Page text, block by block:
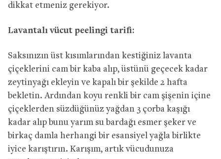
dikkat etmeniz gerekiyor.
Lavantalı vücut peelingi tarifi:
Saksınızın üst kısımlarından kestiğiniz lavanta
çiçeklerini cam bir kaba alıp, üstünü geçecek kadar
zeytinyağı ekleyin ve kapalı bir şekilde 2 hafta
bekletin. Ardından koyu renkli bir cam şişenin içine
çiçeklerden süzdüğünüz yağdan 3 çorba kaşığı
kadar alıp bunu yarım su bardağı esmer şeker ve
birkaç damla herhangi bir esansiyel yağla birlikte
iyice karıştırın. Karışım, artık vücudunuza